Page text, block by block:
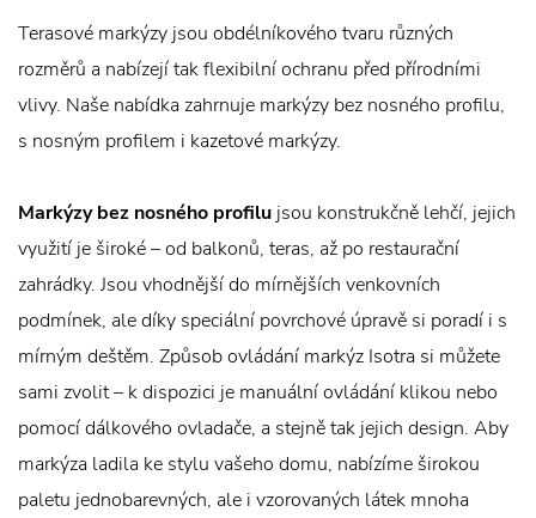
Terasové markýzy jsou obdélníkového tvaru různých
rozměrů a nabízejí tak flexibilní ochranu před přírodními
vlivy. Naše nabídka zahrnuje markýzy bez nosného profilu,
s nosným profilem i kazetové markýzy.
Markýzy bez nosného profilu jsou konstrukčně lehčí, jejich
využití je široké – od balkonů, teras, až po restaurační
zahrádky. Jsou vhodnější do mírnějších venkovních
podmínek, ale díky speciální povrchové úpravě si poradí i s
mírným deštěm. Způsob ovládání markýz Isotra si můžete
sami zvolit – k dispozici je manuální ovládání klikou nebo
pomocí dálkového ovladače, a stejně tak jejich design. Aby
markýza ladila ke stylu vašeho domu, nabízíme širokou
paletu jednobarevných, ale i vzorovaných látek mnoha